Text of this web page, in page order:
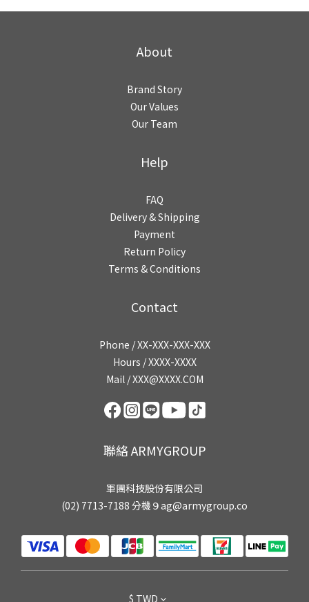
About
Brand Story
Our Values
Our Team
Help
FAQ
Delivery & Shipping
Payment
Return Policy
Terms & Conditions
Contact
Phone / XX-XXX-XXX-XXX
Hours / XXXX-XXXX
Mail / XXX@XXXX.COM
聯絡 ARMYGROUP
軍團科技股份有限公司
(02) 7713-7188 分機９ag@armygroup.co
$ TWD